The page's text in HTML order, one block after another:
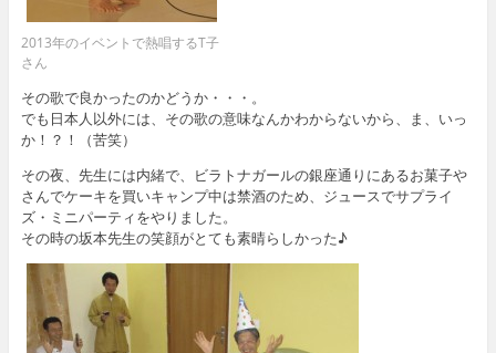
2013年のイベントで熱唱するT子
さん
その歌で良かったのかどうか・・・。
でも日本人以外には、その歌の意味なんかわからないから、ま、いっ
か！？！（苦笑）
その夜、先生には内緒で、ビラトナガールの銀座通りにあるお菓子や
さんでケーキを買いキャンプ中は禁酒のため、ジュースでサプライ
ズ・ミニパーティをやりました。
その時の坂本先生の笑顔がとても素晴らしかった♪